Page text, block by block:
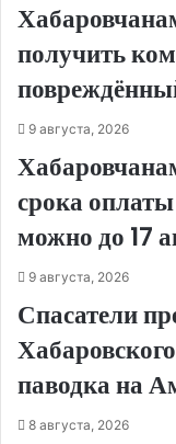
получить
9 августа, 2026
срока
можно до 17
9 августа, 2026
Спасатели
паводка на
8 августа, 2026